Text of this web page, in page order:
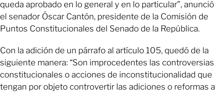
queda aprobado en lo general y en lo particular”, anunció
el senador Óscar Cantón, presidente de la Comisión de
Puntos Constitucionales del Senado de la República.
Con la adición de un párrafo al artículo 105, quedó de la
siguiente manera: “Son improcedentes las controversias
constitucionales o acciones de inconstitucionalidad que
tengan por objeto controvertir las adiciones o reformas a